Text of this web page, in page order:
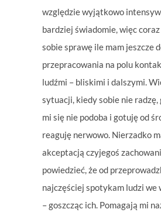
względzie wyjątkowo
bardziej świadomie, więc
sobie sprawę ile mam jeszcze
przepracowania na polu
ludźmi – bliskimi i dalszymi.
sytuacji, kiedy sobie nie radzę,
mi się nie podoba i gotuję od
reaguję nerwowo. Nierzadko
akceptacją czyjegoś
powiedzieć, że od
najczęściej spotykam ludzi we
– goszcząc ich. Pomagają mi